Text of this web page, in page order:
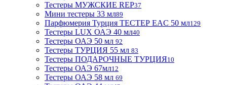
Тестеры МУЖСКИЕ REP37
Мини тестеры 33 мл89
Парфюмерия Турция ТЕСТЕР EAC 50 мл129
Тестеры LUX ОАЭ 40 мл40
Тестеры ОАЭ 50 мл 92
Тестеры ТУРЦИЯ 55 мл 83
Тестеры ПОДАРОЧНЫЕ ТУРЦИЯ10
Тестеры ОАЭ 67мл12
Тестеры ОАЭ 58 мл 69